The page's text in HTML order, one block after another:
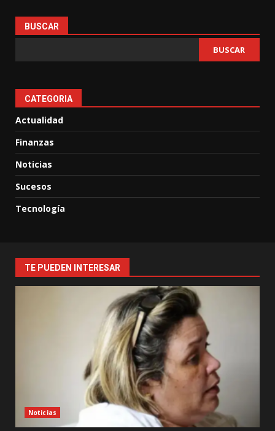
BUSCAR
BUSCAR
CATEGORIA
Actualidad
Finanzas
Noticias
Sucesos
Tecnología
TE PUEDEN INTERESAR
Noticias